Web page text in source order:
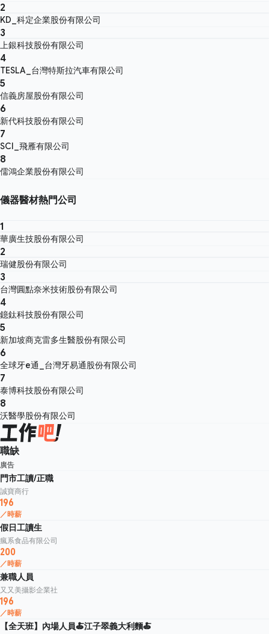
2
KD_科定企業股份有限公司
3
上銀科技股份有限公司
4
TESLA_台灣特斯拉汽車有限公司
5
信義房屋股份有限公司
6
新代科技股份有限公司
7
SCI_飛雁有限公司
8
儒鴻企業股份有限公司
儀器醫材熱門公司
1
華廣生技股份有限公司
2
瑞健股份有限公司
3
台灣圓點奈米技術股份有限公司
4
鐿鈦科技股份有限公司
5
新加坡商克雷多生醫股份有限公司
6
全球牙e通_台灣牙易通股份有限公司
7
泰博科技股份有限公司
8
沃醫學股份有限公司
職缺
廣告
門市工讀/正職
誠寶商行
196
／時薪
假日工讀生
瘋系食品有限公司
200
／時薪
兼職人員
又又美攝影企業社
196
／時薪
【全天班】內場人員🍝江子翠義大利麵🍝